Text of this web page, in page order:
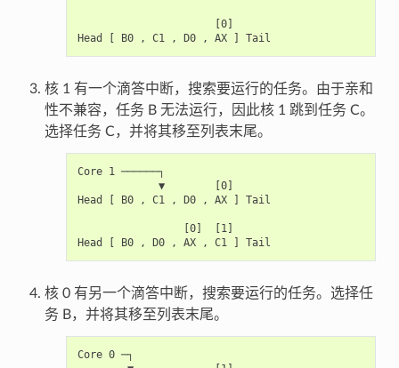
                      [0]
核 1 有一个滴答中断，搜索要运行的任务。由于亲和
性不兼容，任务 B 无法运行，因此核 1 跳到任务 C。
选择任务 C，并将其移至列表末尾。
Core 1 ──────┐
             ▼        [0]
Head [ B0 , C1 , D0 , AX ] Tail
                 [0]  [1]
核 0 有另一个滴答中断，搜索要运行的任务。选择任
务 B，并将其移至列表末尾。
Core 0 ─┐